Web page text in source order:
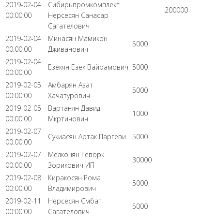
2019-02-04
00:00:00
Сибирьпромкомплект
Нерсесян Санасар
Сагателович
200000
2019-02-04
00:00:00
Минасян Мамикон
Дживанович
5000
2019-02-04
00:00:00
Езекян Езек Вайрамович 5000
2019-02-05
00:00:00
Амбарян Азат
Хачатурович
5000
2019-02-05
00:00:00
Вартанян Давид
Мкртичович
1000
2019-02-07
00:00:00
Сукиасян Артак Паргеви
5000
2019-02-07
00:00:00
Мелконян Геворк
Зорикович ИП
30000
2019-02-08
00:00:00
Киракосян Рома
Владимирович
5000
2019-02-11
00:00:00
Нерсесян Смбат
Сагателович
5000